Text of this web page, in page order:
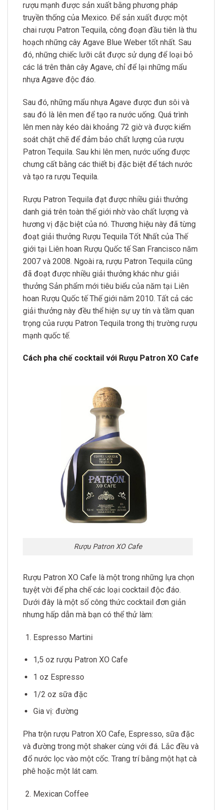
rượu mạnh được sản xuất bằng phương pháp
truyền thống của Mexico. Để sản xuất được một
chai rượu Patron Tequila, công đoạn đầu tiên là thu
hoạch những cây Agave Blue Weber tốt nhất. Sau
đó, những chiếc lưỡi cắt được sử dụng để loại bỏ
các lá trên thân cây Agave, chỉ để lại những mẩu
nhựa Agave độc đáo.
Sau đó, những mẩu nhựa Agave được đun sôi và
sau đó là lên men để tạo ra nước uống. Quá trình
lên men này kéo dài khoảng 72 giờ và được kiểm
soát chặt chẽ để đảm bảo chất lượng của rượu
Patron Tequila. Sau khi lên men, nước uống được
chưng cất bằng các thiết bị đặc biệt để tách nước
và tạo ra rượu Tequila.
Rượu Patron Tequila đạt được nhiều giải thưởng
danh giá trên toàn thế giới nhờ vào chất lượng và
hương vị đặc biệt của nó. Thương hiệu này đã từng
đoạt giải thưởng Rượu Tequila Tốt Nhất của Thế
giới tại Liên hoan Rượu Quốc tế San Francisco năm
2007 và 2008. Ngoài ra, rượu Patron Tequila cũng
đã đoạt được nhiều giải thưởng khác như giải
thưởng Sản phẩm mới tiêu biểu của năm tại Liên
hoan Rượu Quốc tế Thế giới năm 2010. Tất cả các
giải thưởng này đều thể hiện sự uy tín và tầm quan
trọng của rượu Patron Tequila trong thị trường rượu
mạnh quốc tế.
Cách pha chế cocktail với Rượu Patron XO Cafe
Rượu Patron XO Cafe
Rượu Patron XO Cafe là một trong những lựa chọn
tuyệt vời để pha chế các loại cocktail độc đáo.
Dưới đây là một số công thức cocktail đơn giản
nhưng hấp dẫn mà bạn có thể thử làm:
Espresso Martini
1,5 oz rượu Patron XO Cafe
1 oz Espresso
1/2 oz sữa đặc
Gia vị: đường
Pha trộn rượu Patron XO Cafe, Espresso, sữa đặc
và đường trong một shaker cùng với đá. Lắc đều và
đổ nước lọc vào một cốc. Trang trí bằng một hạt cà
phê hoặc một lát cam.
Mexican Coffee